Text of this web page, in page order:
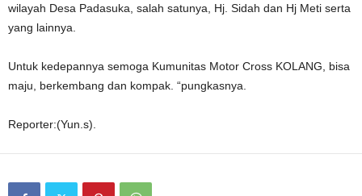
wilayah Desa Padasuka, salah satunya, Hj. Sidah dan Hj Meti serta
yang lainnya.
Untuk kedepannya semoga Kumunitas Motor Cross KOLANG, bisa
maju, berkembang dan kompak. “pungkasnya.
Reporter:(Yun.s).